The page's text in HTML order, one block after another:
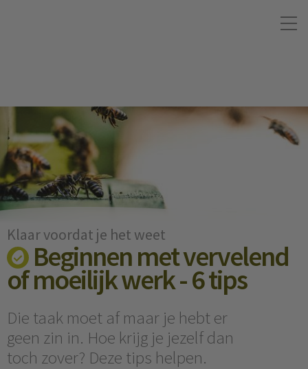
Klaar voordat je het weet
Beginnen met vervelend
of moeilijk werk - 6 tips
Die taak moet af maar je hebt er
geen zin in. Hoe krijg je jezelf dan
toch zover? Deze tips helpen.